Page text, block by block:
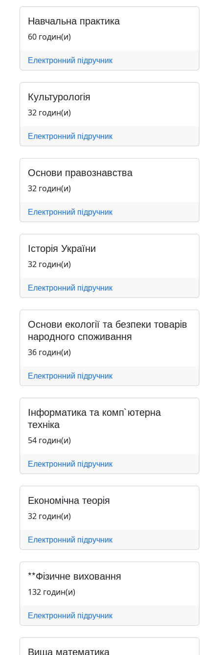
Навчальна практика
60 годин(и)
Електронний підручник
Культурологія
32 годин(и)
Електронний підручник
Основи правознавства
32 годин(и)
Електронний підручник
Історія України
32 годин(и)
Електронний підручник
Основи екології та безпеки товарів
народного споживання
36 годин(и)
Електронний підручник
Інформатика та комп`ютерна
техніка
54 годин(и)
Електронний підручник
Економічна теорія
32 годин(и)
Електронний підручник
**Фізичне виховання
132 годин(и)
Електронний підручник
Вища математика